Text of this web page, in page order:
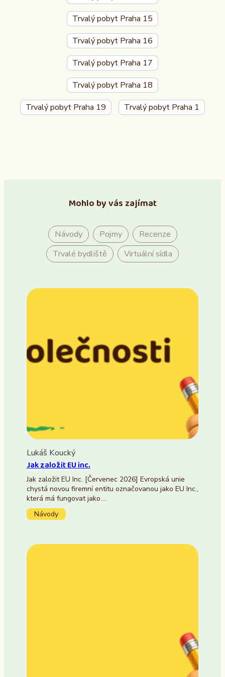
Trvalý pobyt Praha 15
Trvalý pobyt Praha 16
Trvalý pobyt Praha 17
Trvalý pobyt Praha 18
Trvalý pobyt Praha 19
Trvalý pobyt Praha 1
Mohlo by vás zajímat
Návody Pojmy
Recenze
Trvalé bydliště
Virtuální sídla
Lukáš Koucký
Jak založit EU inc.
Jak založit EU Inc. [Červenec 2026] Evropská unie
chystá novou firemní entitu označovanou jako EU Inc.,
která má fungovat jako…
Návody